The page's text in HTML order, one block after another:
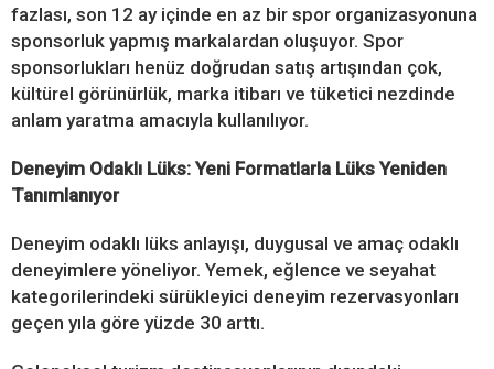
fazlası, son 12 ay içinde en az bir spor organizasyonuna
sponsorluk yapmış markalardan oluşuyor. Spor
sponsorlukları henüz doğrudan satış artışından çok,
kültürel görünürlük, marka itibarı ve tüketici nezdinde
anlam yaratma amacıyla kullanılıyor.
Deneyim Odaklı Lüks: Yeni Formatlarla Lüks Yeniden
Tanımlanıyor
Deneyim odaklı lüks anlayışı, duygusal ve amaç odaklı
deneyimlere yöneliyor. Yemek, eğlence ve seyahat
kategorilerindeki sürükleyici deneyim rezervasyonları
geçen yıla göre yüzde 30 arttı.